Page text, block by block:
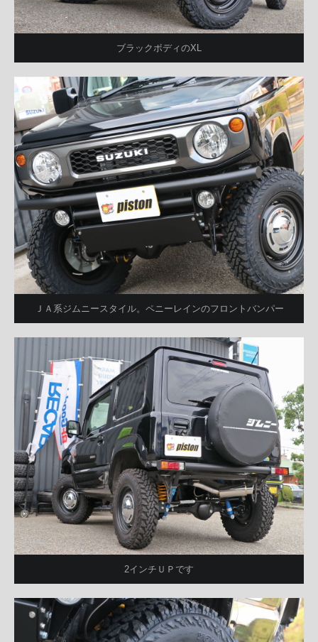
ブラックボディのXL
ＪＡ系ジムニースタイル。ペニーレインのフロントバンパー
2インチＵＰです